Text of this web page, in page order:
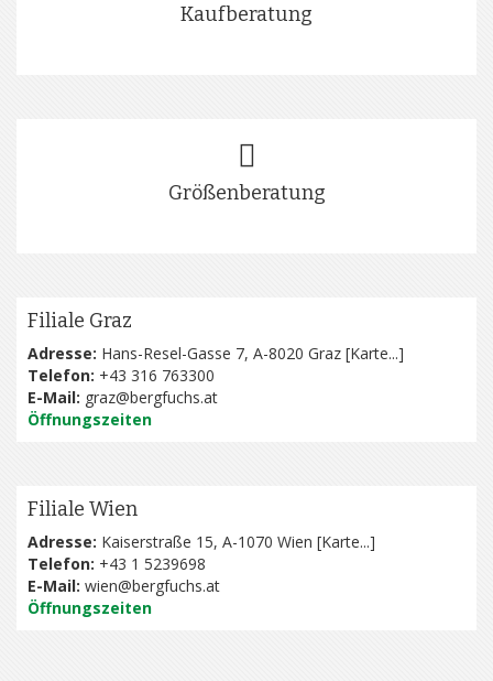
Kaufberatung
Größenberatung
Filiale Graz
Adresse: Hans-Resel-Gasse 7, A-8020 Graz [Karte...]
Telefon: +43 316 763300
E-Mail: graz@bergfuchs.at
Öffnungszeiten
Filiale Wien
Adresse: Kaiserstraße 15, A-1070 Wien [Karte...]
Telefon: +43 1 5239698
E-Mail: wien@bergfuchs.at
Öffnungszeiten